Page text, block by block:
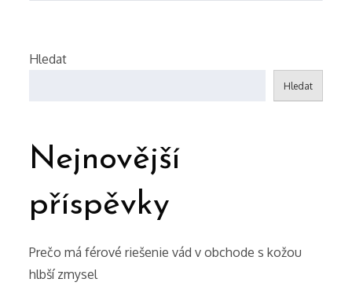
Hledat
Hledat
Nejnovější
příspěvky
Prečo má férové riešenie vád v obchode s kožou
hlbší zmysel